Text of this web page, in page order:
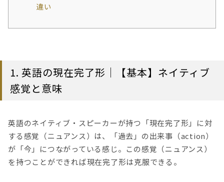
違い
1. 英語の現在完了形｜【基本】ネイティブ
感覚と意味
英語のネイティブ・スピーカーが持つ「現在完了形」に対
する感覚（ニュアンス）は、「過去」の出来事（action）
が「今」につながっている感じ。この感覚（ニュアンス）
を持つことができれば現在完了形は克服できる。